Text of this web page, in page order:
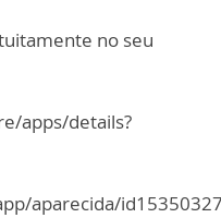
no seu
apps/details?
aparecida/